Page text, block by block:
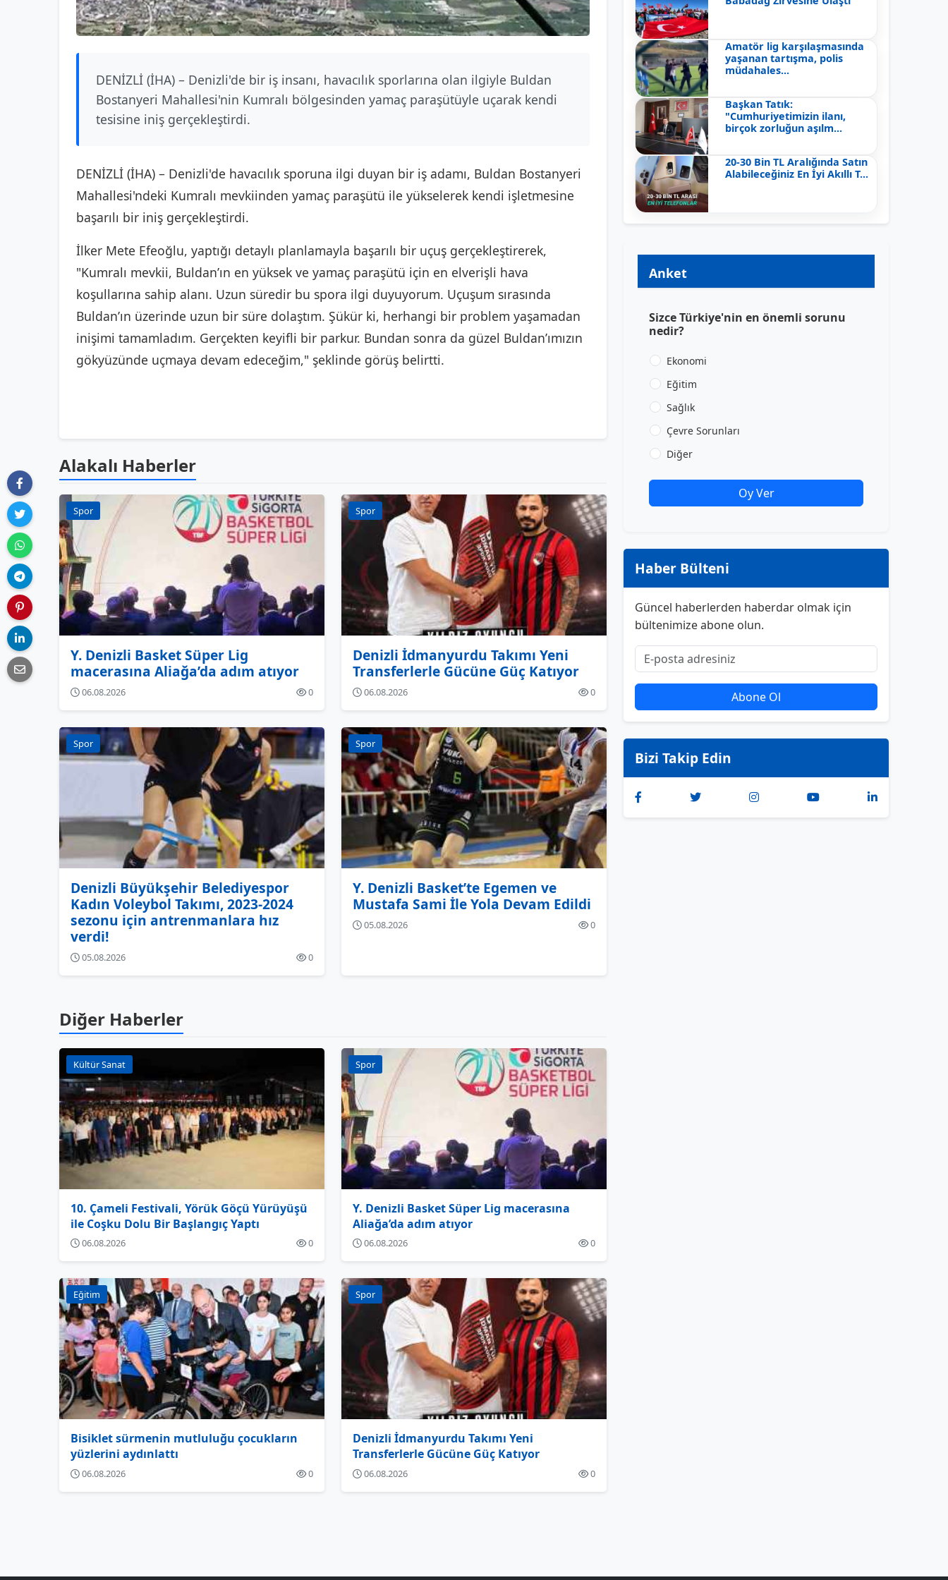
DENİZLİ (İHA) – Denizli'de bir iş insanı, havacılık sporlarına olan ilgiyle Buldan
Bostanyeri Mahallesi'nin Kumralı bölgesinden yamaç paraşütüyle uçarak kendi
tesisine iniş gerçekleştirdi.
DENİZLİ (İHA) – Denizli'de havacılık sporuna ilgi duyan bir iş adamı, Buldan Bostanyeri
Mahallesi'ndeki Kumralı mevkiinden yamaç paraşütü ile yükselerek kendi işletmesine
başarılı bir iniş gerçekleştirdi.
İlker Mete Efeoğlu, yaptığı detaylı planlamayla başarılı bir uçuş gerçekleştirerek,
"Kumralı mevkii, Buldan’ın en yüksek ve yamaç paraşütü için en elverişli hava
koşullarına sahip alanı. Uzun süredir bu spora ilgi duyuyorum. Uçuşum sırasında
Buldan’ın üzerinde uzun bir süre dolaştım. Şükür ki, herhangi bir problem yaşamadan
inişimi tamamladım. Gerçekten keyifli bir parkur. Bundan sonra da güzel Buldan’ımızın
gökyüzünde uçmaya devam edeceğim," şeklinde görüş belirtti.
Alakalı Haberler
Spor
Y. Denizli Basket Süper Lig
macerasına Aliağa’da adım atıyor
06.08.2026 0
Spor
Denizli İdmanyurdu Takımı Yeni
Transferlerle Gücüne Güç Katıyor
06.08.2026 0
Spor
Denizli Büyükşehir Belediyespor
Kadın Voleybol Takımı, 2023-2024
sezonu için antrenmanlara hız
verdi!
05.08.2026 0
Spor
Y. Denizli Basket’te Egemen ve
Mustafa Sami İle Yola Devam Edildi
05.08.2026 0
Diğer Haberler
Kültür Sanat
10. Çameli Festivali, Yörük Göçü Yürüyüşü
ile Coşku Dolu Bir Başlangıç Yaptı
06.08.2026 0
Spor
Y. Denizli Basket Süper Lig macerasına
Aliağa’da adım atıyor
06.08.2026 0
Eğitim
Bisiklet sürmenin mutluluğu çocukların
yüzlerini aydınlattı
06.08.2026 0
Spor
Denizli İdmanyurdu Takımı Yeni
Transferlerle Gücüne Güç Katıyor
06.08.2026 0
Amatör lig karşılaşmasında
yaşanan tartışma, polis
müdahales...
Başkan Tatık:
"Cumhuriyetimizin ilanı,
birçok zorluğun aşılm...
20-30 Bin TL Aralığında Satın
Alabileceğiniz En İyi Akıllı T...
Anket
Sizce Türkiye'nin en önemli sorunu
nedir?
Ekonomi
Eğitim
Sağlık
Çevre Sorunları
Diğer
Oy Ver
Haber Bülteni
Güncel haberlerden haberdar olmak için
bültenimize abone olun.
Abone Ol
Bizi Takip Edin